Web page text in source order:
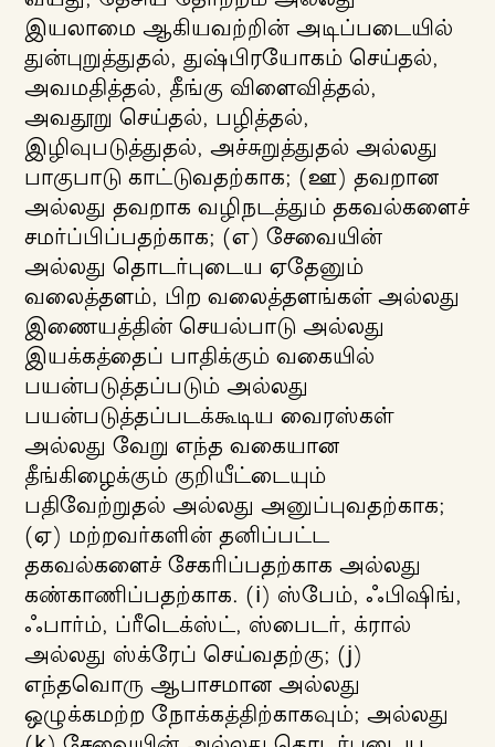
இயலாமை ஆகியவற்றின் அடிப்படையில்
துன்புறுத்துதல், துஷ்பிரயோகம் செய்தல்,
அவமதித்தல், தீங்கு விளைவித்தல்,
அவதூறு செய்தல், பழித்தல்,
இழிவுபடுத்துதல், அச்சுறுத்துதல் அல்லது
பாகுபாடு காட்டுவதற்காக; (ஊ) தவறான
அல்லது தவறாக வழிநடத்தும் தகவல்களைச்
சமர்ப்பிப்பதற்காக; (எ) சேவையின்
அல்லது தொடர்புடைய ஏதேனும்
வலைத்தளம், பிற வலைத்தளங்கள் அல்லது
இணையத்தின் செயல்பாடு அல்லது
இயக்கத்தைப் பாதிக்கும் வகையில்
பயன்படுத்தப்படும் அல்லது
பயன்படுத்தப்படக்கூடிய வைரஸ்கள்
அல்லது வேறு எந்த வகையான
தீங்கிழைக்கும் குறியீட்டையும்
பதிவேற்றுதல் அல்லது அனுப்புவதற்காக;
(ஏ) மற்றவர்களின் தனிப்பட்ட
தகவல்களைச் சேகரிப்பதற்காக அல்லது
கண்காணிப்பதற்காக. (i) ஸ்பேம், ஃபிஷிங்,
ஃபார்ம், ப்ரீடெக்ஸ்ட், ஸ்பைடர், க்ரால்
அல்லது ஸ்க்ரேப் செய்வதற்கு; (j)
எந்தவொரு ஆபாசமான அல்லது
ஒழுக்கமற்ற நோக்கத்திற்காகவும்; அல்லது